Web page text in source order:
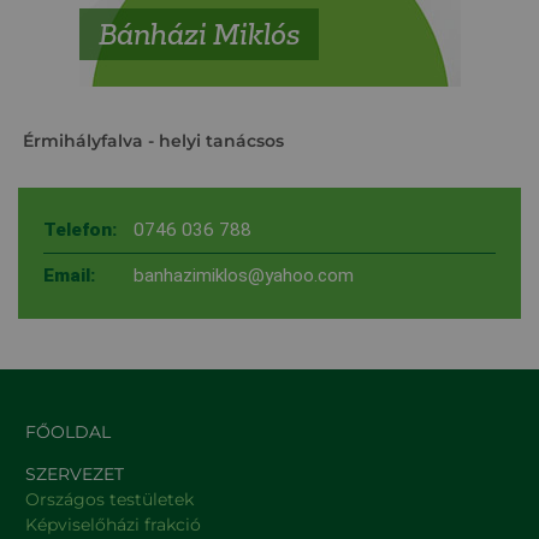
Bánházi Miklós
Érmihályfalva - helyi tanácsos
Telefon: 0746 036 788
Email: banhazimiklos@yahoo.com
FŐOLDAL
SZERVEZET
Országos testületek
Képviselőházi frakció